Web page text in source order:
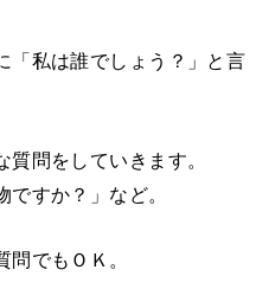
「私は誰でしょう？」と言
問をしていきます。
ですか？」など。
でもＯＫ。